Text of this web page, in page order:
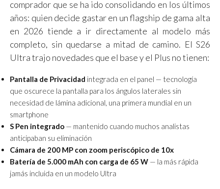
comprador que se ha ido consolidando en los últimos
años: quien decide gastar en un flagship de gama alta
en 2026 tiende a ir directamente al modelo más
completo, sin quedarse a mitad de camino. El S26
Ultra trajo novedades que el base y el Plus no tienen:
Pantalla de Privacidad integrada en el panel — tecnología
que oscurece la pantalla para los ángulos laterales sin
necesidad de lámina adicional, una primera mundial en un
smartphone
S Pen integrado — mantenido cuando muchos analistas
anticipaban su eliminación
Cámara de 200 MP con zoom periscópico de 10x
Batería de 5.000 mAh con carga de 65 W — la más rápida
jamás incluida en un modelo Ultra